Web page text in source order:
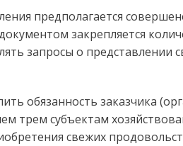
предполагается
закрепляется
запросы о представлении
обязанность заказчика
трем субъектам
свежих